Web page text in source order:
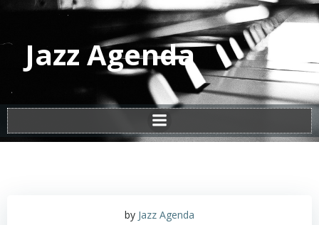
Vai
al
contenuto
Jazz Agenda
by Jazz Agenda